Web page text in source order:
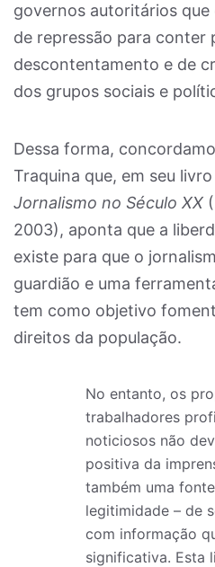
governos autoritários
de repressão para conter
descontentamento e de
dos grupos sociais e
Dessa forma,
Traquina que, em seu livro
Jornalismo no Século XX
2003), aponta que a
existe para que o
guardião e uma
tem como objetivo
direitos da população.
No entanto, os
trabalhadores
noticiosos não
positiva da
também uma
legitimidade – de
com informação
significativa. Esta